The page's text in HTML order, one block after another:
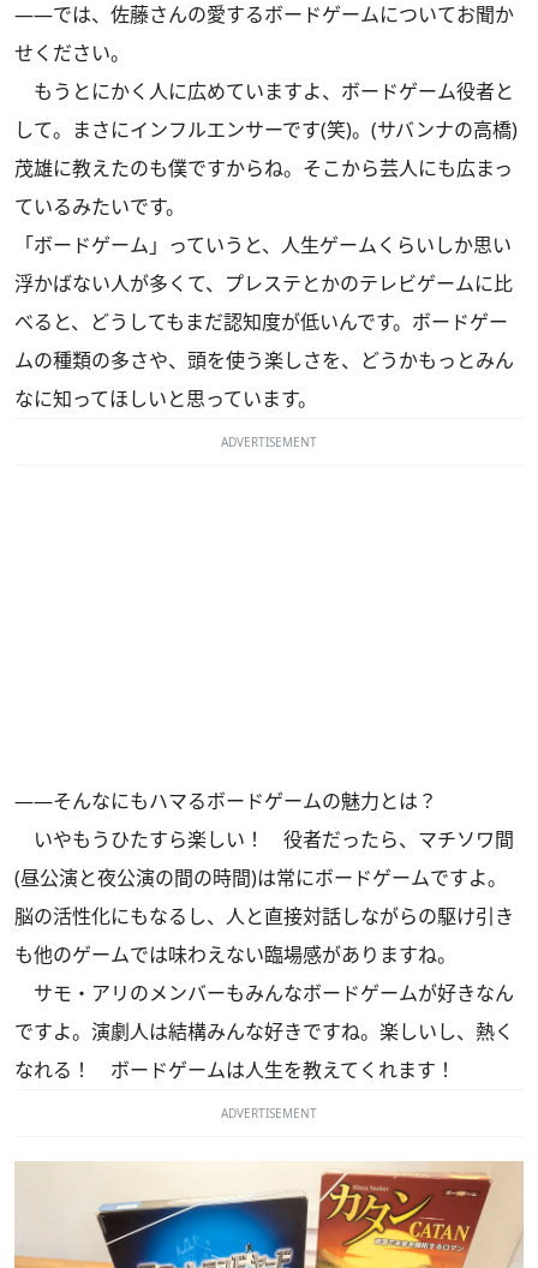
――では、佐藤さんの愛するボードゲームについてお聞か
せください。
もうとにかく人に広めていますよ、ボードゲーム役者と
して。まさにインフルエンサーです(笑)。(サバンナの高橋)
茂雄に教えたのも僕ですからね。そこから芸人にも広まっ
ているみたいです。
「ボードゲーム」っていうと、人生ゲームくらいしか思い
浮かばない人が多くて、プレステとかのテレビゲームに比
べると、どうしてもまだ認知度が低いんです。ボードゲー
ムの種類の多さや、頭を使う楽しさを、どうかもっとみん
なに知ってほしいと思っています。
ADVERTISEMENT
――そんなにもハマるボードゲームの魅力とは？
いやもうひたすら楽しい！ 役者だったら、マチソワ間
(昼公演と夜公演の間の時間)は常にボードゲームですよ。
脳の活性化にもなるし、人と直接対話しながらの駆け引き
も他のゲームでは味わえない臨場感がありますね。
サモ・アリのメンバーもみんなボードゲームが好きなん
ですよ。演劇人は結構みんな好きですね。楽しいし、熱く
なれる！ ボードゲームは人生を教えてくれます！
ADVERTISEMENT